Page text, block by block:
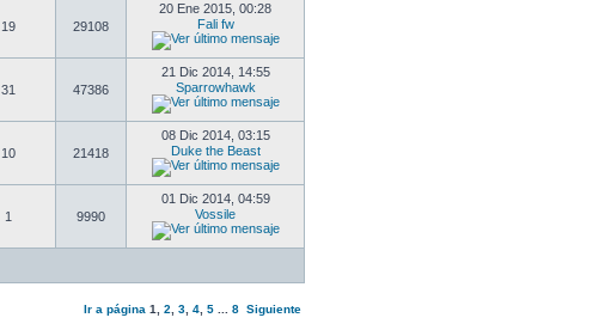
19 29108
20 Ene 2015, 00:28
Fali fw
31 47386
21 Dic 2014, 14:55
Sparrowhawk
10 21418
08 Dic 2014, 03:15
Duke the Beast
1 9990
01 Dic 2014, 04:59
Vossile
Ir a página 1 2 3 4 5 8 Siguiente